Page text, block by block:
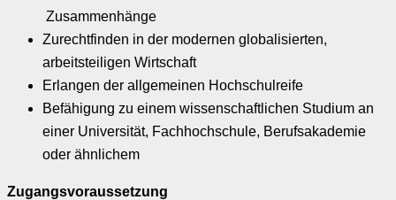
Zusammenhänge
Zurechtfinden in der modernen globalisierten,
arbeitsteiligen Wirtschaft
Erlangen der allgemeinen Hochschulreife
Befähigung zu einem wissenschaftlichen Studium an
einer Universität, Fachhochschule, Berufsakademie
oder ähnlichem
Zugangsvoraussetzung